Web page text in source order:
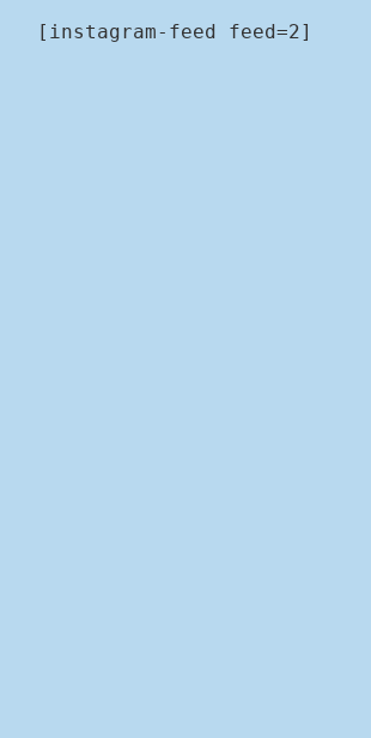
[instagram-feed feed=2]